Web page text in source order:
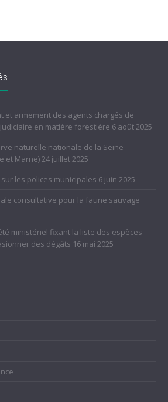
et armement des agents chargés de
en matière forestière 6 août 2025
naturelle nationale de la Seine
et Marne)24 juillet 2025
les polices municipales 6 juin 2025
consultative pour la faune sauvage
ministériel fixant la liste des espèces
des dégâts 16 mai 2025